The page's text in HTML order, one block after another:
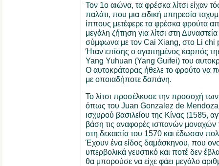
Τον 1ο αιώνα, τα φρέσκα λίτσι είχαν
παλάτι, που μια ειδική υπηρεσία
ίππους μετέφερε τα φρέσκα φρούτα
μεγάλη ζήτηση για λίτσι στη
σύμφωνα με τον Cai Xiang, στο Li chi
Ήταν επίσης ο αγαπημένος καρπός
Yang Yuhuan (Yang Guifei) του
Ο αυτοκράτορας ήθελε το φρούτο να
με οποιαδήποτε δαπάνη.
Το λίτσι προσέλκυσε την προσοχή
όπως του Juan Gonzalez de Mendoza
ισχυρού βασιλείου της Κίνας (1585,
βάση τις αναφορές ισπανών μοναχών
στη δεκαετία του 1570 και έδωσαν
Έχουν ένα είδος δαμάσκηνου, που
υπερβολικά γευστικό και ποτέ δεν
θα μπορούσε να είχε φάει μεγάλο